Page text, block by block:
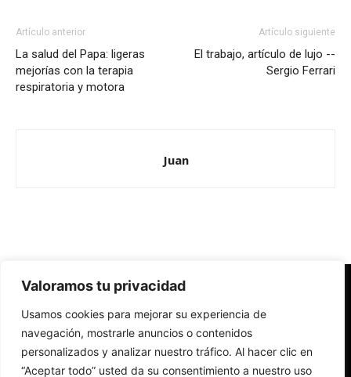
Valoramos tu privacidad
Usamos cookies para mejorar su experiencia de
navegación, mostrarle anuncios o contenidos
personalizados y analizar nuestro tráfico. Al hacer clic en
“Aceptar todo” usted da su consentimiento a nuestro uso
Artículo anterior
La salud del Papa: ligeras
mejorías con la terapia
respiratoria y motora
Artículo siguiente
El trabajo, artículo de lujo --
Sergio Ferrari
Juan
Redes Cristianas
Una mirada alternativa sobre la Iglesia católica y la sociedad
- Colectivos de Redes Cristianas